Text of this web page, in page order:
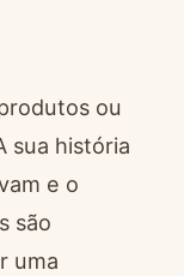
ou
sua história
e o
são
uma